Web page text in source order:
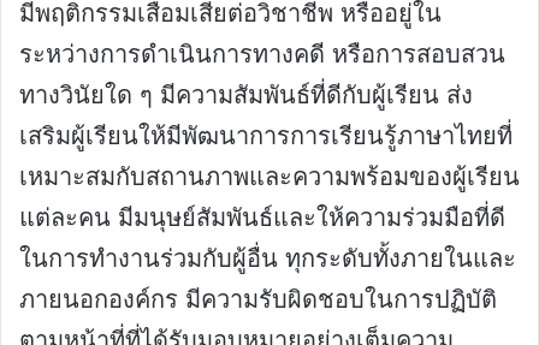
มีพฤติกรรมเสื่อมเสียต่อวิชาชีพ หรืออยู่ใน
ระหว่างการดำเนินการทางคดี หรือการสอบสวน
ทางวินัยใด ๆ มีความสัมพันธ์ที่ดีกับผู้เรียน ส่ง
เสริมผู้เรียนให้มีพัฒนาการการเรียนรู้ภาษาไทยที่
เหมาะสมกับสถานภาพและความพร้อมของผู้เรียน
แต่ละคน มีมนุษย์สัมพันธ์และให้ความร่วมมือที่ดี
ในการทำงานร่วมกับผู้อื่น ทุกระดับทั้งภายในและ
ภายนอกองค์กร มีความรับผิดชอบในการปฏิบัติ